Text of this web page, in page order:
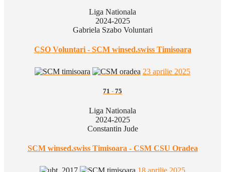
Liga Nationala
2024-2025
Gabriela Szabo Voluntari
CSO Voluntari - SCM winsed.swiss Timisoara
23 aprilie 2025
71 - 75
Liga Nationala
2024-2025
Constantin Jude
SCM winsed.swiss Timisoara - CSM CSU Oradea
18 aprilie 2025